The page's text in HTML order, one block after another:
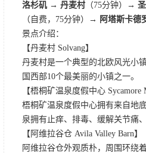
洛杉矶 → 丹麦村 （75分钟）→
（自费，75分钟）→ 阿塔斯卡德
景点介绍：
【丹麦村 Solvang】
丹麦村是一个典型的北欧风光小
国西部10个最美丽的小镇之一。
【梧桐矿温泉度假中心 Sycamore
梧桐矿温泉度假中心拥有来自地
泉拥有止痒、排毒、缓解关节痛
【阿维拉谷仓 Avila Valley Barn】
阿维拉谷仓外观质朴，周围环绕